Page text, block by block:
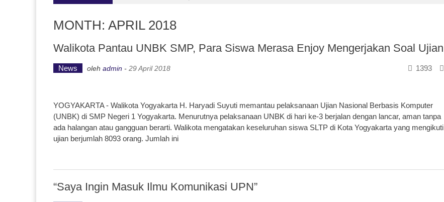
MONTH: APRIL 2018
Walikota Pantau UNBK SMP, Para Siswa Merasa Enjoy Mengerjakan Soal Ujian
News oleh admin - 29 April 2018 1393
YOGYAKARTA - Walikota Yogyakarta H. Haryadi Suyuti memantau pelaksanaan Ujian Nasional Berbasis Komputer
(UNBK) di SMP Negeri 1 Yogyakarta. Menurutnya pelaksanaan UNBK di hari ke-3 berjalan dengan lancar, aman tanpa
ada halangan atau gangguan berarti. Walikota mengatakan keseluruhan siswa SLTP di Kota Yogyakarta yang mengikuti
ujian berjumlah 8093 orang. Jumlah ini
“Saya Ingin Masuk Ilmu Komunikasi UPN”